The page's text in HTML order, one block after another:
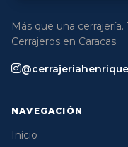
Más que una
Cerrajeros en Caracas.
NAVEGACIÓN
Inicio